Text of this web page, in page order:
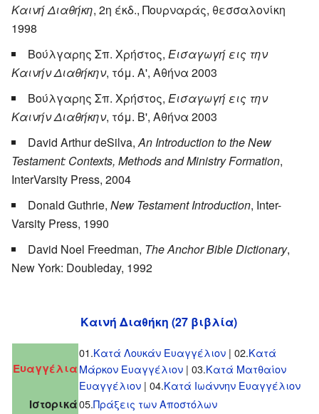
Καινή Διαθήκη, 2η έκδ., Πουρναράς, θεσσαλονίκη
1998
Βούλγαρης Σπ. Χρήστος, Εισαγωγή εις την
Καινήν Διαθήκην, τόμ. Α', Αθήνα 2003
Βούλγαρης Σπ. Χρήστος, Εισαγωγή εις την
Καινήν Διαθήκην, τόμ. Β', Αθήνα 2003
David Arthur deSilva, An Introduction to the New
Testament: Contexts, Methods and Ministry Formation,
InterVarsity Press, 2004
Donald Guthrie, New Testament Introduction, Inter-
Varsity Press, 1990
David Noel Freedman, The Anchor Bible Dictionary,
New York: Doubleday, 1992
Καινή Διαθήκη (27 βιβλία)
Ευαγγέλια
01.Κατά Λουκάν Ευαγγέλιον | 02.Κατά
Μάρκον Ευαγγέλιον | 03.Κατά Ματθαίον
Ευαγγέλιον | 04.Κατά Ιωάννην Ευαγγέλιον
Ιστορικά05.Πράξεις των Αποστόλων